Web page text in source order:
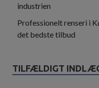
industrien
Professionelt renseri i
det bedste tilbud
TILFÆLDIGT